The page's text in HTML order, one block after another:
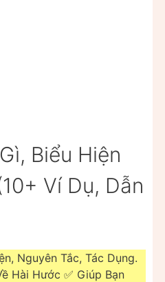
Biểu Hiện
Ví Dụ, Dẫn
Nguyên Tắc, Tác Dụng.
Hài Hước ✅ Giúp Bạn